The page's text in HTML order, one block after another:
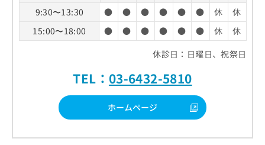
9:30〜13:30
● ● ● ● ● ● 休
休
15:00〜18:00
● ● ● ● ● ● 休
休
休診日：日曜日、祝祭日
TEL： 03-6432-5810
ホームページ